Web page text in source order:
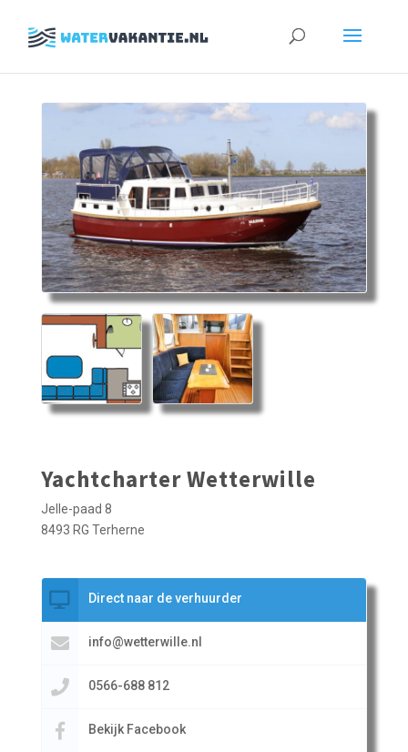
Zoeken
Yachtcharter Wetterwille
Jelle-paad 8
8493 RG Terherne
Direct naar de verhuurder
info@wetterwille.nl
0566-688 812
Bekijk Facebook